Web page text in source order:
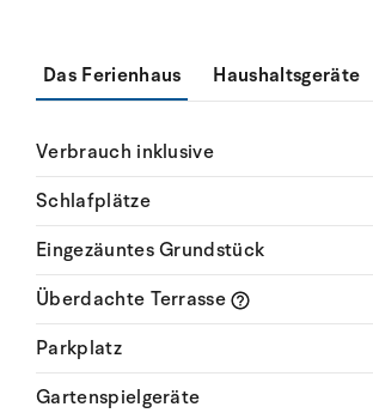
Das Ferienhaus Haushaltsgeräte
Verbrauch inklusive
Schlafplätze
Eingezäuntes Grundstück
Überdachte Terrasse
Parkplatz
Gartenspielgeräte